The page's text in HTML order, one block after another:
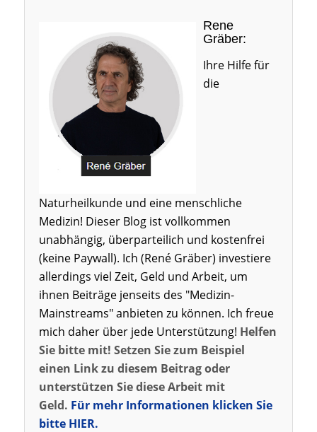
Rene
Gräber:
Ihre Hilfe für
die
Naturheilkunde und eine menschliche
Medizin! Dieser Blog ist vollkommen
unabhängig, überparteilich und kostenfrei
(keine Paywall). Ich (René Gräber) investiere
allerdings viel Zeit, Geld und Arbeit, um
ihnen Beiträge jenseits des "Medizin-
Mainstreams" anbieten zu können. Ich freue
mich daher über jede Unterstützung! Helfen
Sie bitte mit! Setzen Sie zum Beispiel
einen Link zu diesem Beitrag oder
unterstützen Sie diese Arbeit mit
Geld. Für mehr Informationen klicken Sie
bitte HIER.